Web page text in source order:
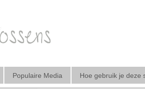
Populaire Media Hoe gebruik je deze